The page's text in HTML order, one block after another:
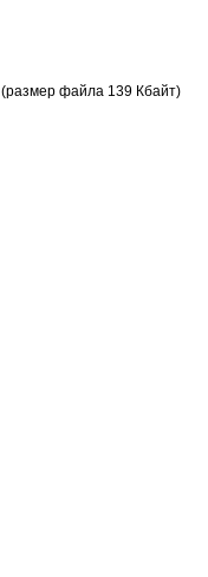
(размер файла 139 Кбайт)